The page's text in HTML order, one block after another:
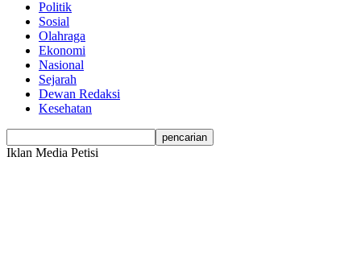
Politik
Sosial
Olahraga
Ekonomi
Nasional
Sejarah
Dewan Redaksi
Kesehatan
Iklan Media Petisi